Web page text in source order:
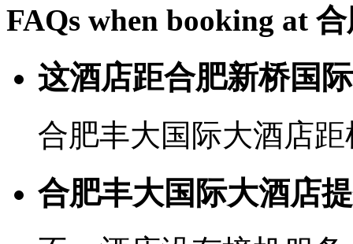
FAQs when booking at
这酒店距合肥新桥国
合肥丰大国际大酒店
合肥丰大国际大酒店